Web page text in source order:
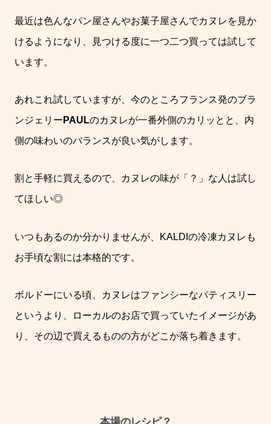
最近は色んなパン屋さんやお菓子屋さんでカヌレを見か
けるようになり、見つける度に一つ二つ買っては試して
います。
あれこれ試していますが、今のところフランス発のブラ
ンジェリー PAULのカヌレが一番外側のカリッとと、内
側の味わいのバランスが良い気がします。
割と手軽に買えるので、カヌレの味が「？」な人は試し
てほしい◎
いつもあるのか分かりませんが、KALDIの冷凍カヌレも
お手頃な割には本格的です。
ボルドーにいる頃、カヌレはファンシーなパティスリー
というより、ローカルのお店で買っていたイメージがあ
り、その辺で買えるものの方がどこか落ち着きます。